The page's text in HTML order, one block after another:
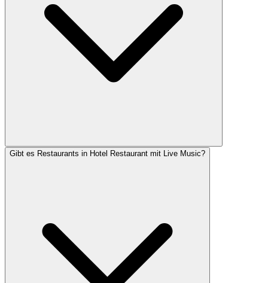
Gibt es Restaurants in Hotel Restaurant mit Live Music?